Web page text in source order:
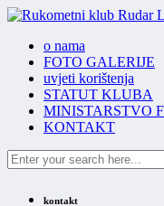
o nama
FOTO GALERIJE
uvjeti korištenja
STATUT KLUBA
MINISTARSTVO
KONTAKT
kontakt